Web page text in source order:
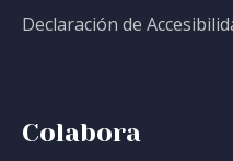
Declaración de
Colabora